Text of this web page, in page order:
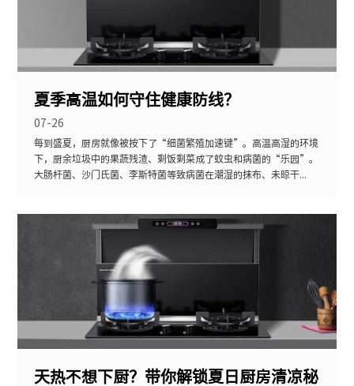
夏季高温如何守住健康防线？
07-26
每到盛夏，厨房就像被按下了“细菌繁殖加速键”。高温高湿的环境
下，厨余垃圾中的果蔬残渣、剩饭剩菜成了蚊虫和病菌的“乐园”。
大肠杆菌、沙门氏菌、李斯特菌等致病菌在潮湿的抹布、未晾干...
天热不想下厨？带你解锁夏日厨房清凉秘